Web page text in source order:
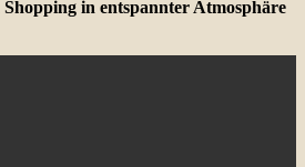
Shopping in entspannter Atmosphäre